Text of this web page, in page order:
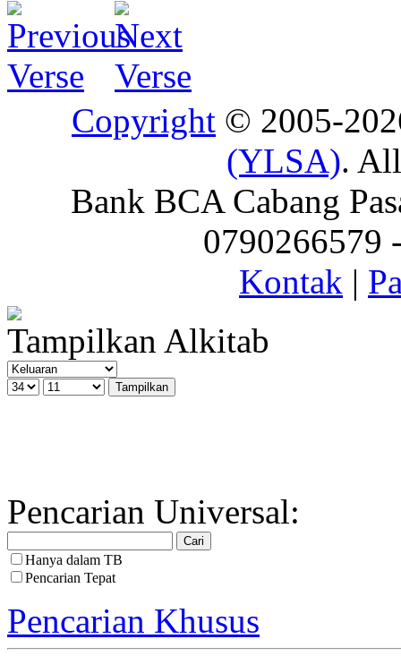
Copyright © 2005-
(YLSA).
Bank BCA Cabang
0790266579
Kontak |
Tampilkan Alkitab
Pencarian Universal:
Hanya dalam TB
Pencarian Tepat
Pencarian Khusus